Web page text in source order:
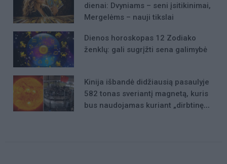
dienai: Dvyniams – seni įsitikinimai,
Mergelėms – nauji tikslai
Dienos horoskopas 12 Zodiako
ženklų: gali sugrįžti sena galimybė
Kinija išbandė didžiausią pasaulyje
582 tonas sveriantį magnetą, kuris
bus naudojamas kuriant „dirbtinę